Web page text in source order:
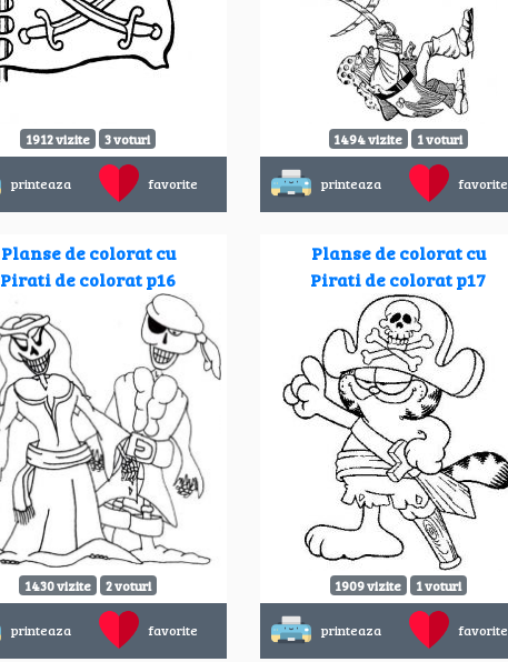
1912 vizite 3 voturi
printeaza favorite
1494 vizite 1 voturi
printeaza favorite
Planse de colorat cu
Pirati de colorat p16
1430 vizite 2 voturi
printeaza favorite
Planse de colorat cu
Pirati de colorat p17
1909 vizite 1 voturi
printeaza favorite